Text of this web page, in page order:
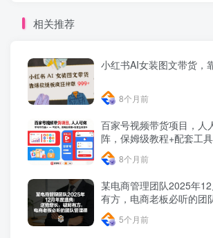
相关推荐
小红书AI女装图文带货，
8个月前
百家号视频带货项目，人
阵，保姆级教程+配套工
8个月前
某电商管理团队2025年
有方，电商老板必听的团
5个月前